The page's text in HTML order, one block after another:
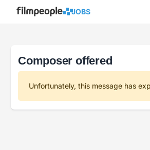
JOBS
Composer offered
Unfortunately, this message has